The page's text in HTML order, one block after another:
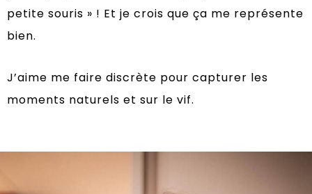
petite souris » ! Et je crois que ça me représente
bien.
J’aime me faire discrète pour capturer les
moments naturels et sur le vif.